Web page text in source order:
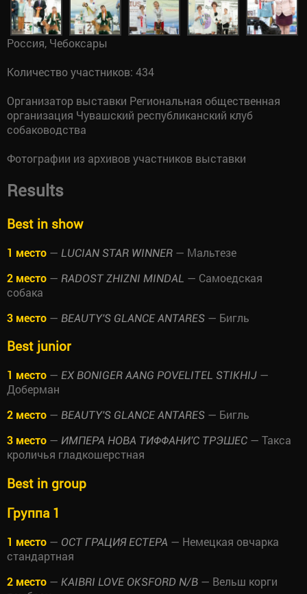
Россия, Чебоксары
Количество участников: 434
Организатор выставки Региональная общественная
организация Чувашский республиканский клуб
собаководства
Фотографии из архивов участников выставки
Results
Best in show
1 место — LUCIAN STAR WINNER — Мальтезе
2 место — RADOST ZHIZNI MINDAL — Самоедская
собака
3 место — BEAUTY'S GLANCE ANTARES — Бигль
Best junior
1 место — EX BONIGER AANG POVELITEL STIKHIJ —
Доберман
2 место — BEAUTY'S GLANCE ANTARES — Бигль
3 место — ИМПЕРА НОВА ТИФФАНИ'С ТРЭШЕС — Такса
кроличья гладкошерстная
Best in group
Группа 1
1 место — ОСТ ГРАЦИЯ ЕСТЕРА — Немецкая овчарка
стандартная
2 место — KAIBRI LOVE OKSFORD N/B — Вельш корги